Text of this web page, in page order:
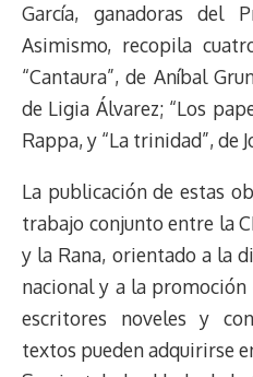
García, ganadoras del
Asimismo, recopila
“Cantaura”, de Aníbal
de Ligia Álvarez; “Los
Rappa, y “La trinidad”, de
La publicación de estas
trabajo conjunto entre la
y la Rana, orientado a la
nacional y a la
escritores noveles y
textos pueden adquirirse